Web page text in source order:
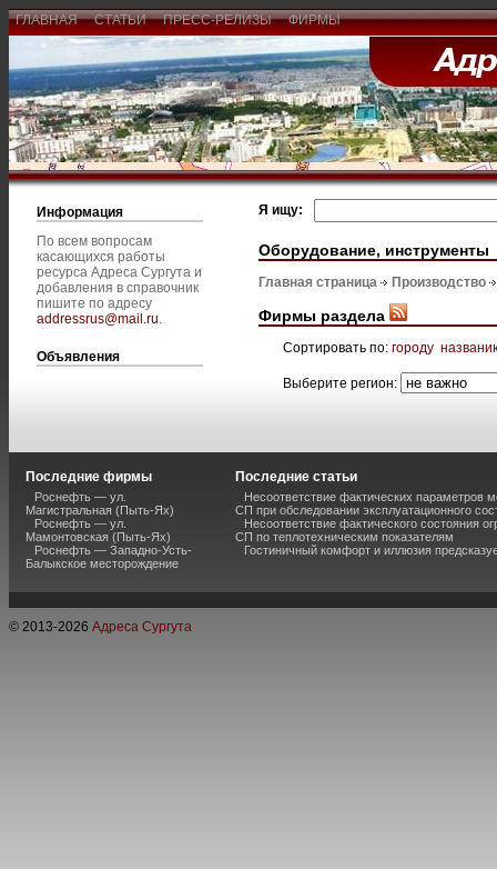
ГЛАВНАЯ СТАТЬИ ПРЕСС-РЕЛИЗЫ ФИРМЫ
Информация
По всем вопросам
касающихся работы
ресурса Адреса Сургута и
добавления в справочник
пишите по адресу
addressrus@mail.ru.
Объявления
Я ищу:
Оборудование, инструменты
Главная страница Производство
Фирмы раздела
Сортировать по: городу
Выберите регион:
Последние фирмы
Роснефть — ул.
Магистральная (Пыть-Ях)
Роснефть — ул.
Мамонтовская (Пыть-Ях)
Роснефть — Западно-Усть-
Балыкское месторождение
Последние статьи
Несоответствие фактических параметров
СП при обследовании эксплуатационного
Несоответствие фактического состояния
СП по теплотехническим показателям
Гостиничный комфорт и иллюзия
© 2013-2026 Адреса Сургута